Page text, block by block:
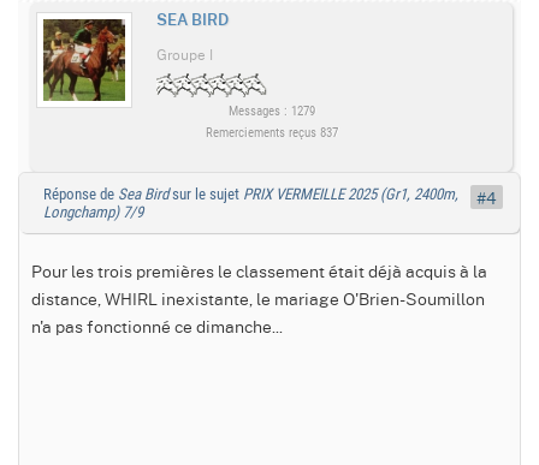
SEA BIRD
Groupe I
Messages : 1279
Remerciements reçus 837
Réponse de Sea Birdsur le sujet PRIX VERMEILLE 2025 (Gr1, 2400m,
Longchamp) 7/9
Pour les trois premières le classement était déjà acquis à la
distance, WHIRL inexistante, le mariage O'Brien-Soumillon
n'a pas fonctionné ce dimanche...
#4